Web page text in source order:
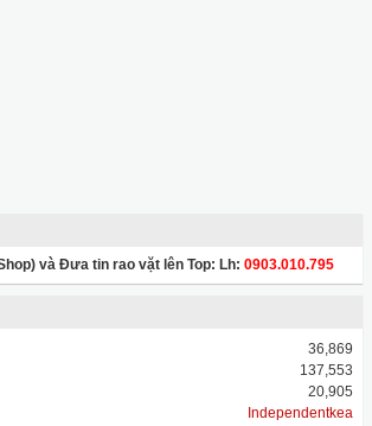
và Đưa tin rao vặt lên Top: Lh: 0903.010.795
36,869
137,553
20,905
Independentkea